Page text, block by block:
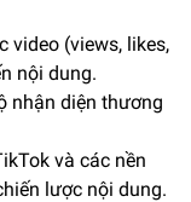
video (views, likes,
nội dung.
nhận diện thương
và các nền
lược nội dung.